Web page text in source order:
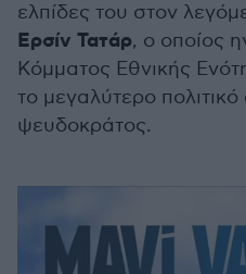
ελπίδες του στον
Ερσίν Τατάρ, ο οποίος
Κόμματος Εθνικής
το μεγαλύτερο
ψευδοκράτος.